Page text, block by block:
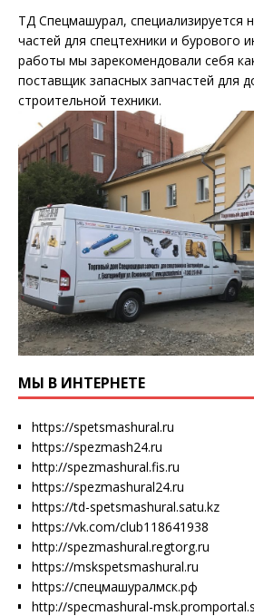
ТД Спецмашурал, специализируется
частей для спецтехники и бурового
работы мы зарекомендовали себя
поставщик запасных запчастей для
строительной техники.
МЫ В ИНТЕРНЕТЕ
https://spetsmashural.ru
https://spezmash24.ru
http://spezmashural.fis.ru
https://spezmashural24.ru
https://td-spetsmashural.satu.kz
https://vk.com/club118641938
http://spezmashural.regtorg.ru
https://mskspetsmashural.ru
https://спецмашуралмск.рф
http://specmashural-